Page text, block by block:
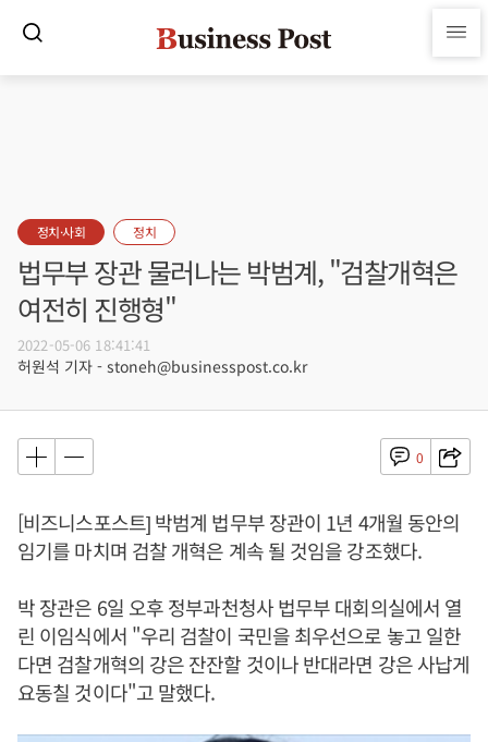
정치·사회 정치
법무부 장관 물러나는 박범계, "검찰개혁은
여전히 진행형"
2022-05-06 18:41:41
허원석 기자 - stoneh@businesspost.co.kr
0
[비즈니스포스트] 박범계 법무부 장관이 1년 4개월 동안의
임기를 마치며 검찰 개혁은 계속 될 것임을 강조했다.
박 장관은 6일 오후 정부과천청사 법무부 대회의실에서 열
린 이임식에서 "우리 검찰이 국민을 최우선으로 놓고 일한
다면 검찰개혁의 강은 잔잔할 것이나 반대라면 강은 사납게
요동칠 것이다"고 말했다.